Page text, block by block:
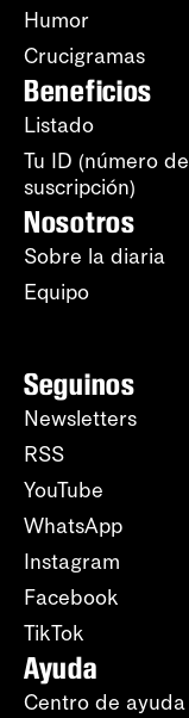
Humor
Crucigramas
Beneficios
Listado
Tu ID (número de
suscripción)
Nosotros
Sobre la diaria
Equipo
Seguinos
Newsletters
RSS
YouTube
WhatsApp
Instagram
Facebook
TikTok
Ayuda
Centro de ayuda